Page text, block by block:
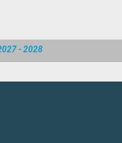
- 2028